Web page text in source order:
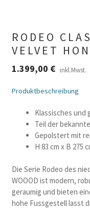
RODEO
VELVET
1.399,00 € inkl.Mwst.
Produktbeschreibung
Klassisches und
Teil der
Gepolstert mit
H 83 cm x B 275
Die Serie Rodeo des
WOOOD ist modern,
geraumig und bieten
hohe Fussgestell lasst